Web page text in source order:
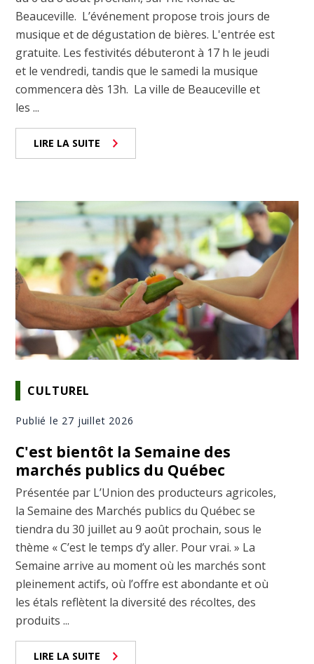
Beauceville. L’événement propose trois jours de
musique et de dégustation de bières. L'entrée est
gratuite. Les festivités débuteront à 17 h le jeudi
et le vendredi, tandis que le samedi la musique
commencera dès 13h. La ville de Beauceville et
les ...
LIRE LA SUITE
CULTUREL
Publié le 27 juillet 2026
C'est bientôt la Semaine des
marchés publics du Québec
Présentée par L’Union des producteurs agricoles,
la Semaine des Marchés publics du Québec se
tiendra du 30 juillet au 9 août prochain, sous le
thème « C’est le temps d’y aller. Pour vrai. » La
Semaine arrive au moment où les marchés sont
pleinement actifs, où l’offre est abondante et où
les étals reflètent la diversité des récoltes, des
produits ...
LIRE LA SUITE